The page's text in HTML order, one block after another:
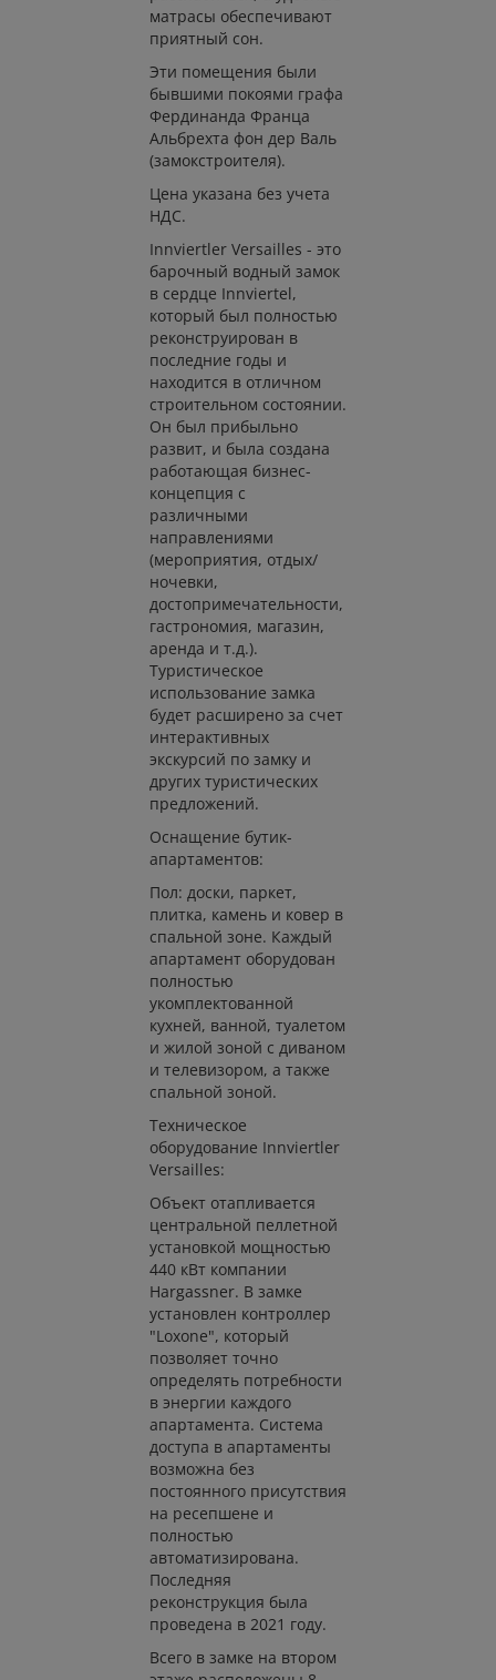
матрасы обеспечивают
приятный сон.
Эти помещения были
бывшими покоями графа
Фердинанда Франца
Альбрехта фон дер Валь
(замокстроителя).
Цена указана без учета
НДС.
Innviertler Versailles - это
барочный водный замок
в сердце Innviertel,
который был полностью
реконструирован в
последние годы и
находится в отличном
строительном состоянии.
Он был прибыльно
развит, и была создана
работающая бизнес-
концепция с
различными
направлениями
(мероприятия, отдых/
ночевки,
достопримечательности,
гастрономия, магазин,
аренда и т.д.).
Туристическое
использование замка
будет расширено за счет
интерактивных
экскурсий по замку и
других туристических
предложений.
Оснащение бутик-
апартаментов:
Пол: доски, паркет,
плитка, камень и ковер в
спальной зоне. Каждый
апартамент оборудован
полностью
укомплектованной
кухней, ванной, туалетом
и жилой зоной с диваном
и телевизором, а также
спальной зоной.
Техническое
оборудование Innviertler
Versailles:
Объект отапливается
центральной пеллетной
установкой мощностью
440 кВт компании
Hargassner. В замке
установлен контроллер
"Loxone", который
позволяет точно
определять потребности
в энергии каждого
апартамента. Система
доступа в апартаменты
возможна без
постоянного присутствия
на ресепшене и
полностью
автоматизирована.
Последняя
реконструкция была
проведена в 2021 году.
Всего в замке на втором